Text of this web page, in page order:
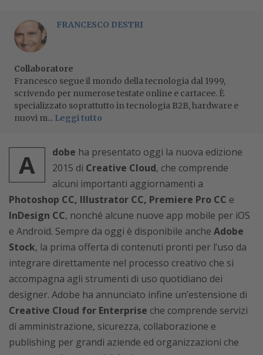
FRANCESCO DESTRI
Collaboratore
Francesco segue il mondo della tecnologia dal 1999,
scrivendo per numerose testate online e cartacee. È
specializzato soprattutto in tecnologia B2B, hardware e
nuovi m... Leggi tutto
A dobe ha presentato oggi la nuova edizione
2015 di Creative Cloud, che comprende
alcuni importanti aggiornamenti a
Photoshop CC, Illustrator CC, Premiere Pro CC e
InDesign CC, nonché alcune nuove app mobile per iOS
e Android. Sempre da oggi è disponibile anche Adobe
Stock, la prima offerta di contenuti pronti per l’uso da
integrare direttamente nel processo creativo che si
accompagna agli strumenti di uso quotidiano dei
designer. Adobe ha annunciato infine un’estensione di
Creative Cloud for Enterprise che comprende servizi
di amministrazione, sicurezza, collaborazione e
publishing per grandi aziende ed organizzazioni che